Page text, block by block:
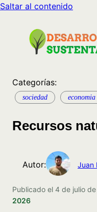
Saltar al contenido
Categorías:
sociedad economia
Recursos
Autor: Juan
Publicado el 4 de julio
2026